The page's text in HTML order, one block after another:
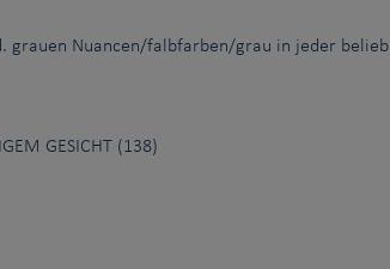
grauen Nuancen/falbfarben/grau in jeder belieb
GESICHT (138)